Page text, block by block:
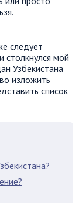
следует
столкнулся мой
Узбекистана
изложить
список